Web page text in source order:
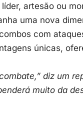
artesão ou
uma nova
com
únicas,
diz um
muito da